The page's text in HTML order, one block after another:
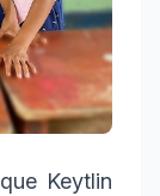
Keytlin